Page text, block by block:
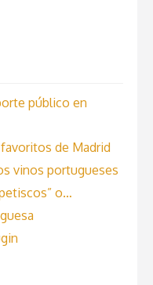
público en
de Madrid
vinos portugueses
o…